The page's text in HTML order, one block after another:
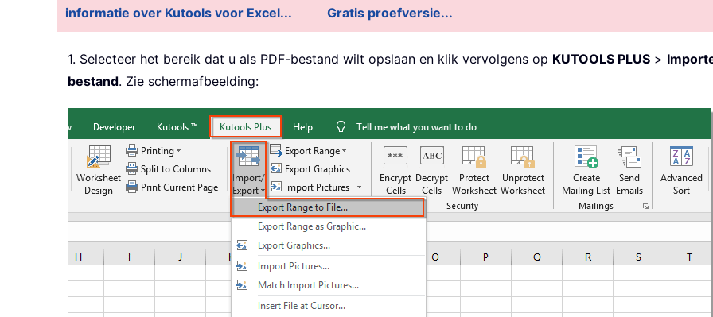
informatie over Kutools voor Excel...
Gratis proefversie...
1. Selecteer het bereik dat u als PDF-bestand wilt opslaan en klik vervolgens op KUTOOLS PLUS >
bestand. Zie schermafbeelding: